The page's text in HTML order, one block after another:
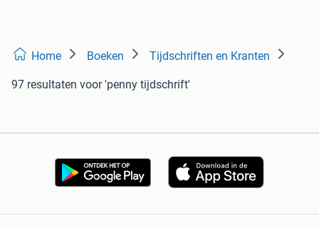
Home Boeken Tijdschriften en Kranten
97 resultaten voor 'penny tijdschrift'